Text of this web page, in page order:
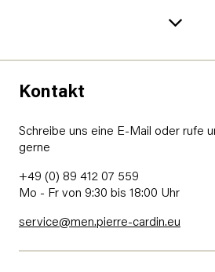
Kontakt
Schreibe uns eine E-Mail oder rufe
gerne
+49 (0) 89 412 07 559
Mo - Fr von 9:30 bis 18:00 Uhr
service@men.pierre-cardin.eu